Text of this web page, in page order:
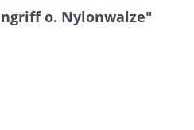
o. Nylonwalze"